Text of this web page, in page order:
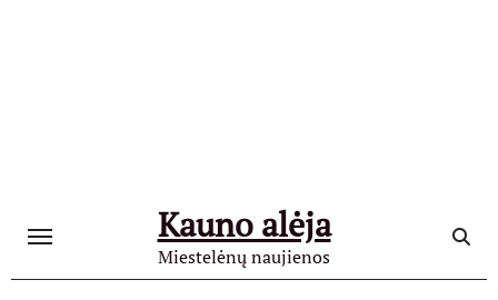
Kauno alėja
Miestelėnų naujienos